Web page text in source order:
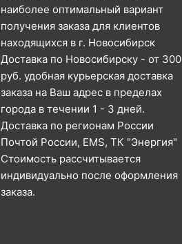
наиболее оптимальный вариант
получения заказа для клиентов
находящихся в г. Новосибирск
Доставка по Новосибирску - от 300
руб. удобная курьерская доставка
заказа на Ваш адрес в пределах
города в течении 1 - 3 дней.
Доставка по регионам России
Почтой России, EMS, ТК "Энергия"
Стоимость рассчитывается
индивидуально после оформления
заказа.